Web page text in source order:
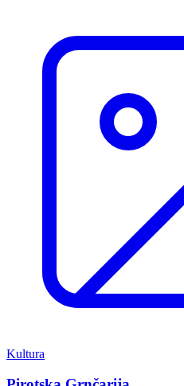
Kultura